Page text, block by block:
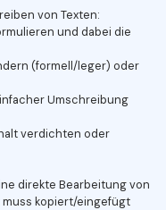
von Texten:
und dabei die
(formell/leger) oder
Umschreibung
verdichten oder
direkte Bearbeitung von
muss kopiert/eingefügt